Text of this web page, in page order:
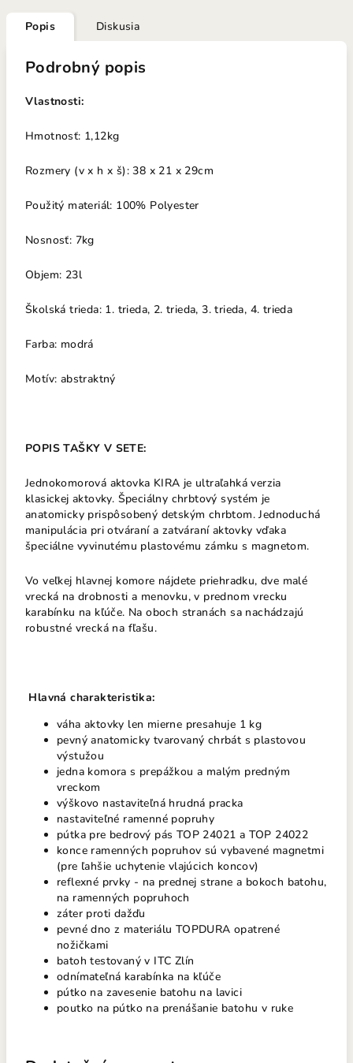
Popis Diskusia
Podrobný popis
Vlastnosti:
Hmotnosť: 1,12kg
Rozmery (v x h x š): 38 x 21 x 29cm
Použitý materiál: 100% Polyester
Nosnosť: 7kg
Objem: 23l
Školská trieda: 1. trieda, 2. trieda, 3. trieda, 4. trieda
Farba: modrá
Motív: abstraktný
POPIS TAŠKY V SETE:
Jednokomorová aktovka KIRA je ultraľahká verzia
klasickej aktovky. Špeciálny chrbtový systém je
anatomicky prispôsobený detským chrbtom. Jednoduchá
manipulácia pri otváraní a zatváraní aktovky vďaka
špeciálne vyvinutému plastovému zámku s magnetom.
Vo veľkej hlavnej komore nájdete priehradku, dve malé
vrecká na drobnosti a menovku, v prednom vrecku
karabínku na kľúče. Na oboch stranách sa nachádzajú
robustné vrecká na fľašu.
Hlavná charakteristika:
váha aktovky len mierne presahuje 1 kg
pevný anatomicky tvarovaný chrbát s plastovou
výstužou
jedna komora s prepážkou a malým predným
vreckom
výškovo nastaviteľná hrudná pracka
nastaviteľné ramenné popruhy
pútka pre bedrový pás TOP 24021 a TOP 24022
konce ramenných popruhov sú vybavené magnetmi
(pre ľahšie uchytenie vlajúcich koncov)
reflexné prvky - na prednej strane a bokoch batohu,
na ramenných popruhoch
záter proti dažďu
pevné dno z materiálu TOPDURA opatrené
nožičkami
batoh testovaný v ITC Zlín
odnímateľná karabínka na kľúče
pútko na zavesenie batohu na lavici
poutko na pútko na prenášanie batohu v ruke